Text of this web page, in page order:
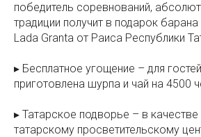
победитель соревнований,
традиции получит в подарок
Lada Granta от Раиса Республики
▸ Бесплатное угощение – для
приготовлена шурпа и чай на 4500
▸ Татарское подворье – в
татарскому просветительскому